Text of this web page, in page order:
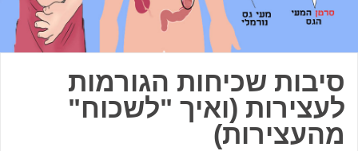
סיבות שכיחות הגורמות
לעצירות (ואיך "לשכוח"
מהעצירות)